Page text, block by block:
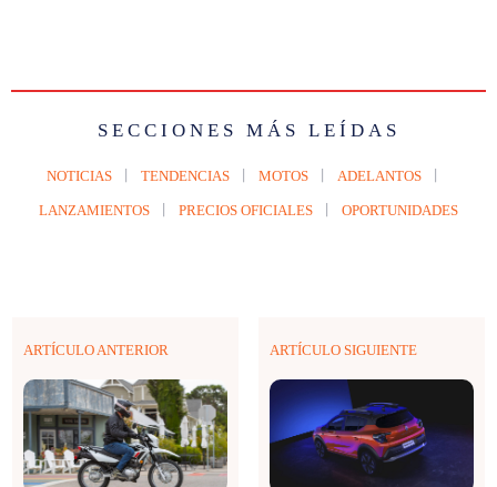
SECCIONES MÁS LEÍDAS
NOTICIAS TENDENCIAS MOTOS ADELANTOS
LANZAMIENTOS PRECIOS OFICIALES OPORTUNIDADES
ARTÍCULO ANTERIOR ARTÍCULO SIGUIENTE